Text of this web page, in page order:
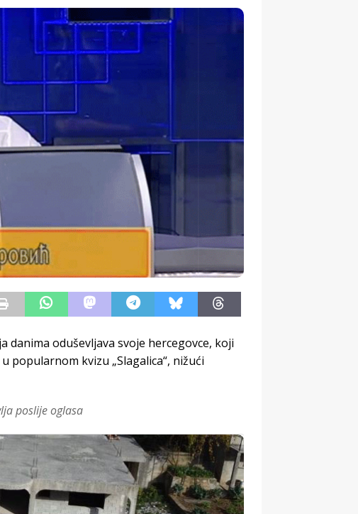
danima oduševljava svoje hercegovce, koji
popularnom kvizu „Slagalica“, nižući
poslije oglasa